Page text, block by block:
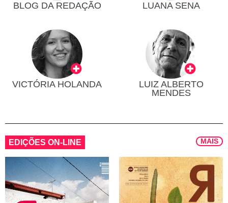
BLOG DA REDAÇÃO LUANA SENA
VICTÓRIA HOLANDA
LUIZ ALBERTO
MENDES
EDIÇÕES ON-LINE MAIS